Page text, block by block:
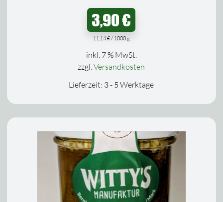
3,90€
11,14€/ 1000g
inkl. 7 % MwSt.
zzgl.Versandkosten
Lieferzeit: 3 - 5 Werktage